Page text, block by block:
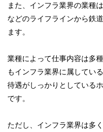
また、インフラ業界の業種
などのライフラインから鉄
ます。
業種によって仕事内容は多
もインフラ業界に属してい
待遇がしっかりとしている
です。
ただし、インフラ業界は多